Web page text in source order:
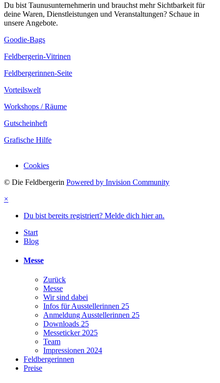
Du bist Taunusunternehmerin und brauchst mehr Sichtbarkeit für
deine Waren, Dienstleistungen und Veranstaltungen? Schaue in
unsere Angebote.
Goodie-Bags
Feldbergerin-Vitrinen
Feldbergerinnen-Seite
Vorteilswelt
Workshops / Räume
Gutscheinheft
Grafische Hilfe
Cookies
© Die Feldbergerin Powered by Invision Community
×
Du bist bereits registriert? Melde dich hier an.
Start
Blog
Messe
Zurück
Messe
Wir sind dabei
Infos für Ausstellerinnen 25
Anmeldung Ausstellerinnen 25
Downloads 25
Messeticker 2025
Team
Impressionen 2024
Feldbergerinnen
Preise